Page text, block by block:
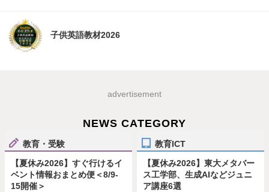
子供英語教材2026
advertisement
NEWS CATEGORY
教育・受験
【夏休み2026】すぐ行けるイ
ベント情報おまとめ便＜8/9-
15開催＞
教育ICT
【夏休み2026】東大メタバー
ス工学部、生成AIなどジュニ
ア講座6選